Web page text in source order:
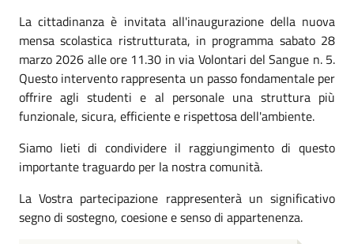
La cittadinanza è invitata all'inaugurazione della nuova
mensa scolastica ristrutturata, in programma sabato 28
marzo 2026 alle ore 11.30 in via Volontari del Sangue n. 5.
Questo intervento rappresenta un passo fondamentale per
offrire agli studenti e al personale una struttura più
funzionale, sicura, efficiente e rispettosa dell'ambiente.
Siamo lieti di condividere il raggiungimento di questo
importante traguardo per la nostra comunità.
La Vostra partecipazione rappresenterà un significativo
segno di sostegno, coesione e senso di appartenenza.